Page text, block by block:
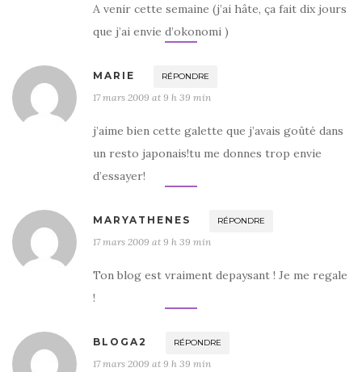
A venir cette semaine (j’ai hâte, ça fait dix jours
que j’ai envie d’okonomi )
MARIE RÉPONDRE
17 mars 2009 at 9 h 39 min
j’aime bien cette galette que j’avais goûté dans
un resto japonais!tu me donnes trop envie
d’essayer!
MARYATHENES RÉPONDRE
17 mars 2009 at 9 h 39 min
Ton blog est vraiment depaysant ! Je me regale
!
BLOGA2 RÉPONDRE
17 mars 2009 at 9 h 39 min